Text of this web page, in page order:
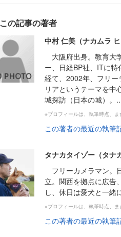
この記事の著者
中村 仁美（ナカムラ ヒ
大阪府出身。教育大
ー、日経BP社、ITに
経て、2002年、フリ
リアというテーマを中
城探訪（日本の城）。
※プロフィールは、執筆時点、
この著者の最近の執筆
タナカタイゾー（タナ
フリーカメラマン。
立。関西を拠点に広告
し、休日は愛犬と一緒
※プロフィールは、執筆時点、
この著者の最近の執筆